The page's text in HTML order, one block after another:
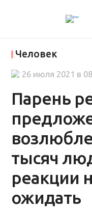
Человек
Парень
тысяч
реакции
ожидать
26 июля 2021 в